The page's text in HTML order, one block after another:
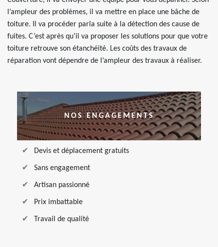
l’ampleur des problèmes, il va mettre en place une bâche de
toiture. Il va procéder parla suite à la détection des cause de
fuites. C’est après qu’il va proposer les solutions pour que votre
toiture retrouve son étanchéité. Les coûts des travaux de
réparation vont dépendre de l’ampleur des travaux à réaliser.
NOS ENGAGEMENTS
Devis et déplacement gratuits
Sans engagement
Artisan passionné
Prix imbattable
Travail de qualité